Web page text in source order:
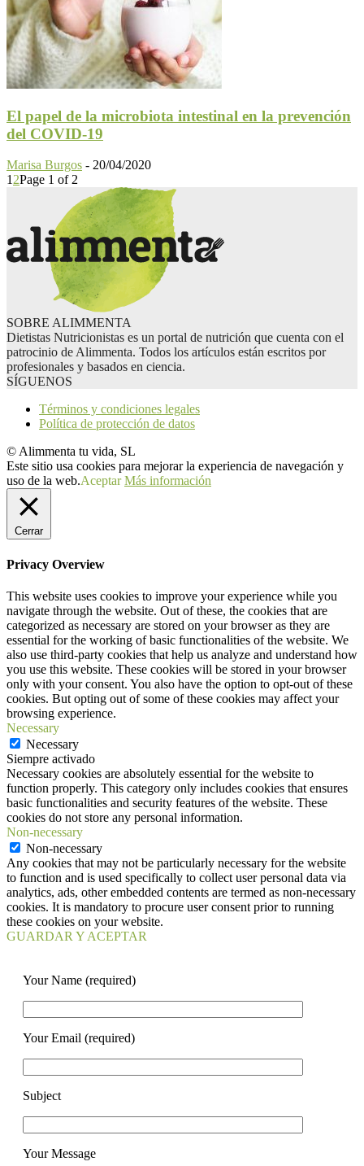
El papel de la microbiota intestinal en la prevención
del COVID-19
Marisa Burgos - 20/04/2020
1 2Page 1 of 2
SOBRE ALIMMENTA
Dietistas Nutricionistas es un portal de nutrición que cuenta con el
patrocinio de Alimmenta. Todos los artículos están escritos por
profesionales y basados en ciencia.
SÍGUENOS
Términos y condiciones legales
Política de protección de datos
© Alimmenta tu vida, SL
Este sitio usa cookies para mejorar la experiencia de navegación y
uso de la web.Aceptar Más información
Cerrar
Privacy Overview
This website uses cookies to improve your experience while you
navigate through the website. Out of these, the cookies that are
categorized as necessary are stored on your browser as they are
essential for the working of basic functionalities of the website. We
also use third-party cookies that help us analyze and understand how
you use this website. These cookies will be stored in your browser
only with your consent. You also have the option to opt-out of these
cookies. But opting out of some of these cookies may affect your
browsing experience.
Necessary
Necessary
Siempre activado
Necessary cookies are absolutely essential for the website to
function properly. This category only includes cookies that ensures
basic functionalities and security features of the website. These
cookies do not store any personal information.
Non-necessary
Non-necessary
Any cookies that may not be particularly necessary for the website
to function and is used specifically to collect user personal data via
analytics, ads, other embedded contents are termed as non-necessary
cookies. It is mandatory to procure user consent prior to running
these cookies on your website.
GUARDAR Y ACEPTAR
Your Name (required)
Your Email (required)
Subject
Your Message